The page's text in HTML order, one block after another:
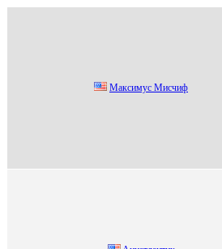
Maксимус Mисчиф